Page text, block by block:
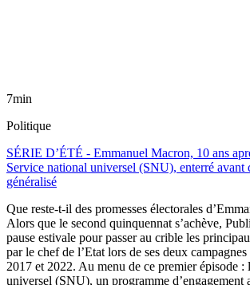
7min
Politique
SÉRIE D’ÉTÉ - Emmanuel Macron, 10 ans
Service national universel (SNU), enterré avant
généralisé
Que reste-t-il des promesses électorales
Alors que le second quinquennat s’achève,
pause estivale pour passer au crible les
par le chef de l’Etat lors de ses deux
2017 et 2022. Au menu de ce premier épisode :
universel (SNU), un programme d’engagement